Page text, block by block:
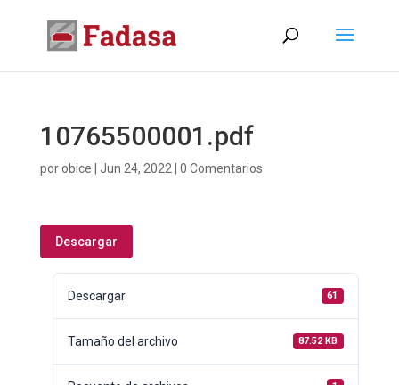
10765500001.pdf
porobice Jun 24, 2022 0 Comentarios
Descargar
Descargar 61
Tamaño del archivo 87.52 KB